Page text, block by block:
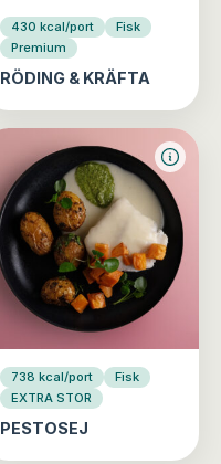
430 kcal/port
Fisk
Premium
RÖDING & KRÄFTA
738 kcal/port
Fisk
EXTRA STOR
PESTOSEJ